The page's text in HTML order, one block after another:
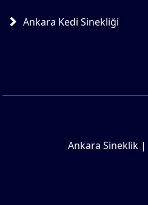
Ankara Kedi Sinekliği
Ankara Sineklik |